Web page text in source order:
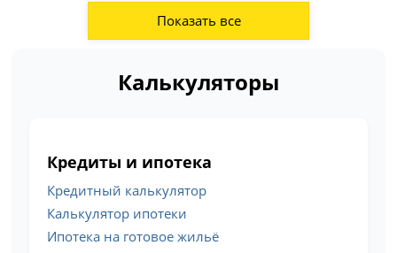
Показать все
Калькуляторы
Кредиты и ипотека
Кредитный калькулятор
Калькулятор ипотеки
Ипотека на готовое жильё